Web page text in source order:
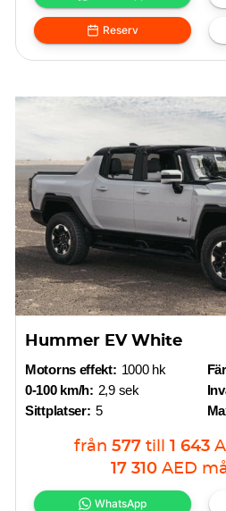
Reserv
Hummer EV White
Motorns effekt: 1000 hk
0-100 km/h: 2,9 sek
Sittplatser: 5
från 577 till 1 643
17 310 AED
WhatsApp